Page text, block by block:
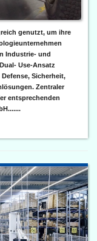
genutzt, um ihre
Industrie- und
Use-Ansatz
Sicherheit,
Zentraler
entsprechenden